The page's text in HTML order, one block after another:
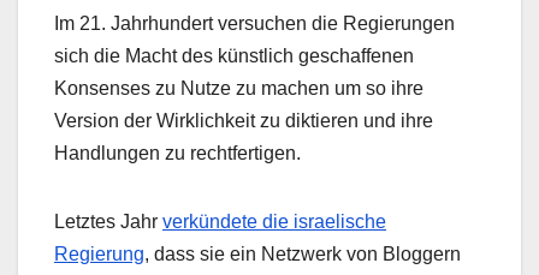
Im 21. Jahrhundert versuchen die Regierungen
sich die Macht des künstlich geschaffenen
Konsenses zu Nutze zu machen um so ihre
Version der Wirklichkeit zu diktieren und ihre
Handlungen zu rechtfertigen.
Letztes Jahr verkündete die israelische
Regierung, dass sie ein Netzwerk von Bloggern